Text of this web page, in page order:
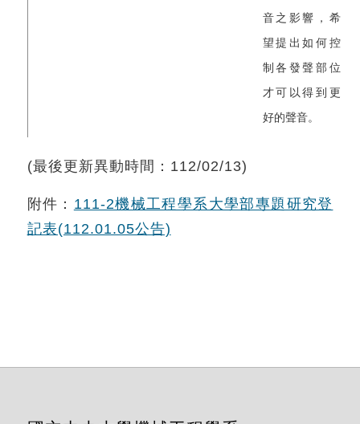
音之影響，希
望提出如何控
制各發聲部位
才可以得到更
好的聲音。
(最後更新異動時間：112/02/13)
附件： 111-2機械工程學系大學部專題研究登
記表(112.01.05公告)